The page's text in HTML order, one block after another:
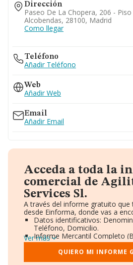
Dirección
Paseo De La Chopera, 206 - Piso
Alcobendas, 28100, Madrid
Como llegar
Teléfono
Añadir Teléfono
Web
Añadir Web
Email
Añadir Email
Acceda a toda la
comercial de
Services Sl.
A través del informe gratuito
desde Einforma, donde vas a
Datos identificativos:
Teléfono, Domicilio.
Informe Mercantil Completo
Gráficos de Evolución Ventas
Consejo de Administración y
Directivos y Ejecutivos.
Ver más
QUIERO MI INFORME